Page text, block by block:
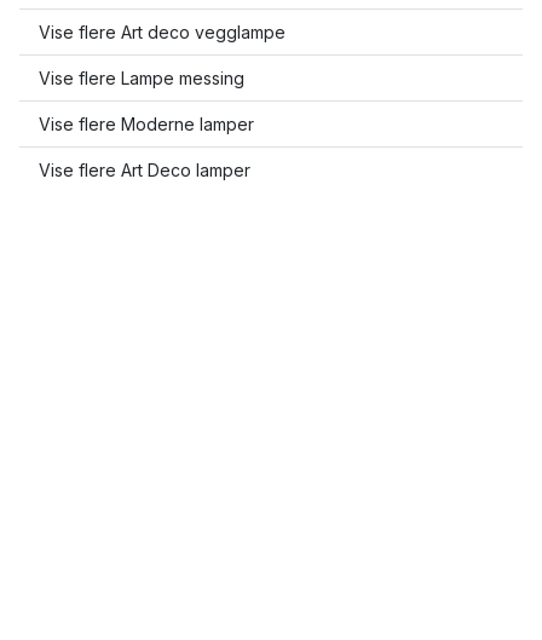
Vise flere Art deco vegglampe
Vise flere Lampe messing
Vise flere Moderne lamper
Vise flere Art Deco lamper